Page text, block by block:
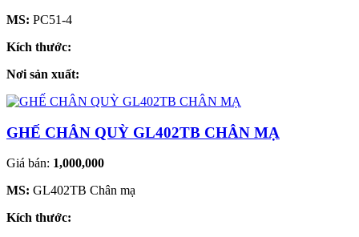
MS: PC51-4
Kích thước:
Nơi sản xuất:
GHẾ CHÂN QUỲ GL402TB CHÂN MẠ
Giá bán: 1,000,000
MS: GL402TB Chân mạ
Kích thước: